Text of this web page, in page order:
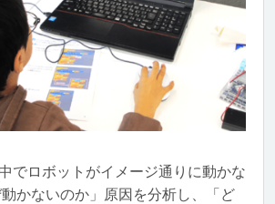
でロボットがイメージ通りに動かな
かないのか」原因を分析し、「ど